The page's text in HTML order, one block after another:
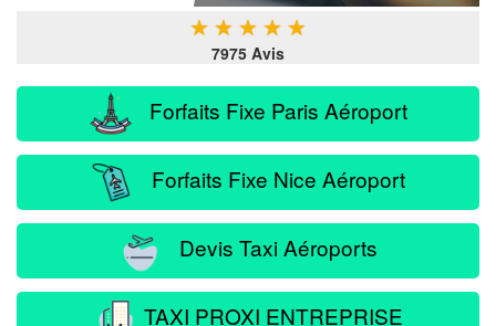
★ ★ ★ ★ ★
7975 Avis
Forfaits Fixe Paris Aéroport
Forfaits Fixe Nice Aéroport
Devis Taxi Aéroports
TAXI PROXI ENTREPRISE